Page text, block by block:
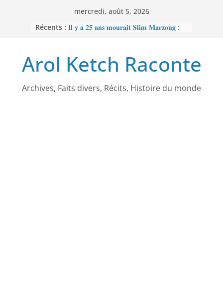
mercredi, août 5, 2026
Récents : 𝐈𝐥 𝐲 𝐚 𝟐𝟓 𝐚𝐧𝐬 𝐦𝐨𝐮𝐫𝐚𝐢𝐭 𝐒𝐥𝐢𝐦 𝐌𝐚𝐫𝐳𝐨𝐮𝐠 :
𝐉𝐨𝐬𝐞𝐩𝐡 𝐍𝐝𝐢-𝐒𝐚𝐦𝐛𝐚, 𝐥𝐞 𝐛𝐚̂𝐭𝐢𝐬𝐬𝐞𝐮𝐫 𝐝’𝐞́𝐜𝐨𝐥𝐞𝐬
𝐒𝐨𝐮𝐭𝐢𝐞𝐧 𝐭𝐨𝐭𝐚𝐥 𝐚̀ 𝐑𝐞𝐛𝐞𝐜𝐜𝐚 𝐄𝐧𝐨𝐧𝐜𝐡𝐨𝐧𝐠
𝐑𝐚𝐦𝐬𝐞̀𝐬 𝐈𝐞𝐫 – 𝐋𝐞 𝐩𝐫𝐞𝐦𝐢𝐞𝐫 𝐨𝐫𝐝𝐢𝐧𝐚𝐭𝐞𝐮𝐫
Arol Ketch Raconte
Archives, Faits divers, Récits, Histoire du monde